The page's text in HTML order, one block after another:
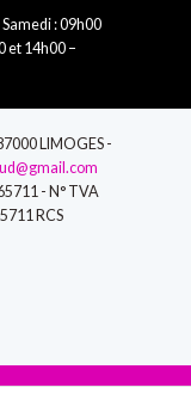
Samedi : 09h00
et 14h00 –
LIMOGES -
- N° TVA
RCS